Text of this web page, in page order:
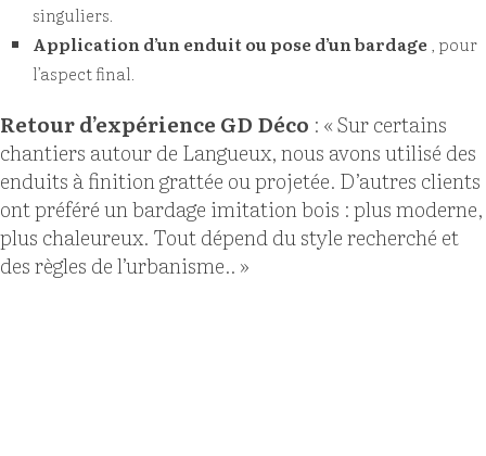
singuliers.
Application d’un enduit ou pose d’un bardage , pour
l’aspect final.
Retour d’expérience GD Déco : « Sur certains
chantiers autour de Langueux, nous avons utilisé des
enduits à finition grattée ou projetée. D’autres clients
ont préféré un bardage imitation bois : plus moderne,
plus chaleureux. Tout dépend du style recherché et
des règles de l’urbanisme.. »